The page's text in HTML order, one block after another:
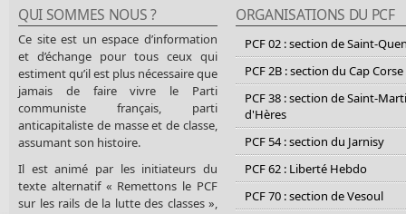
QUI SOMMES NOUS ?
Ce site est un espace d’information
et d’échange pour tous ceux qui
estiment qu’il est plus nécessaire que
jamais de faire vivre le Parti
communiste français, parti
anticapitaliste de masse et de classe,
assumant son histoire.
Il est animé par les initiateurs du
texte alternatif « Remettons le PCF
sur les rails de la lutte des classes »,
ORGANISATIONS DU PCF
PCF 02 : section de Saint-
PCF 2B : section du Cap Corse
PCF 38 : section de Saint-
d'Hères
PCF 54 : section du Jarnisy
PCF 62 : Liberté Hebdo
PCF 70 : section de Vesoul